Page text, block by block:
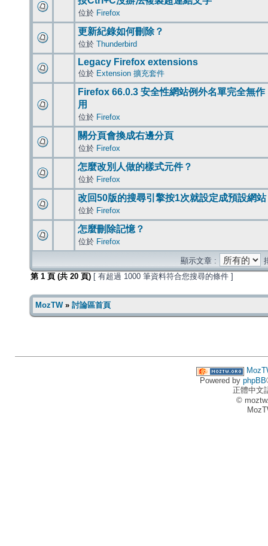
位於 Firefox
更新紀錄如何刪除？
位於 Thunderbird
Legacy Firefox extensions
位於 Extension 擴充套件
Firefox 66.0.3 安全性網站例外名單完全無作
用
位於 Firefox
關分頁會換成右邊分頁
位於 Firefox
怎麼改別人做的樣式元件？
位於 Firefox
改回50版的搜尋引擎按1次就設定成預設網站
位於 Firefox
怎麼刪除記憶？
位於 Firefox
顯示文章 :
第 1 頁 (共 20 頁) [ 有超過 1000 筆資料符合您搜尋的條件 ]
MozTW» 討論區首頁
Powered by phpBB
正體中文
©